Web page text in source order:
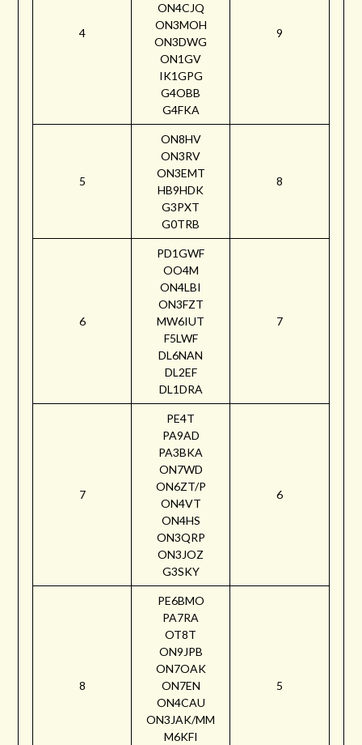
4
ON4CJQ
ON3MOH
ON3DWG
ON1GV
IK1GPG
G4OBB
G4FKA
9
5
ON8HV
ON3RV
ON3EMT
HB9HDK
G3PXT
G0TRB
8
6
PD1GWF
OO4M
ON4LBI
ON3FZT
MW6IUT
F5LWF
DL6NAN
DL2EF
DL1DRA
7
7
PE4T
PA9AD
PA3BKA
ON7WD
ON6ZT/P
ON4VT
ON4HS
ON3QRP
ON3JOZ
G3SKY
6
8
PE6BMO
PA7RA
OT8T
ON9JPB
ON7OAK
ON7EN
ON4CAU
ON3JAK/MM
M6KFI
5